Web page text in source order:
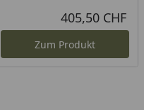
405,50 CHF
Zum Produkt